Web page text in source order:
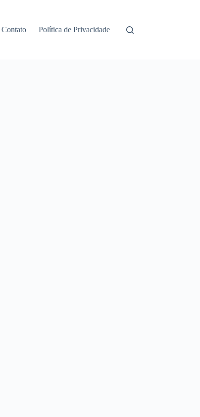
Contato Política de Privacidade